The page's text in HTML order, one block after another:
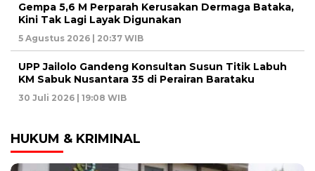
Gempa 5,6 M Perparah Kerusakan Dermaga Bataka,
Kini Tak Lagi Layak Digunakan
5 Agustus 2026 | 20:37 WIB
UPP Jailolo Gandeng Konsultan Susun Titik Labuh
KM Sabuk Nusantara 35 di Perairan Barataku
30 Juli 2026 | 19:08 WIB
HUKUM & KRIMINAL